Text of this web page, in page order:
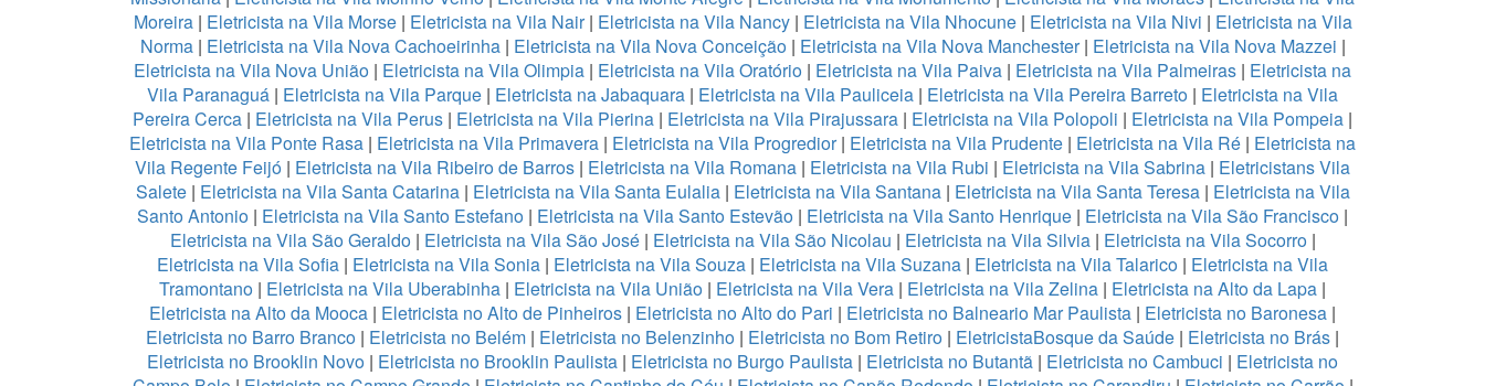
Moreira| Eletricista na Vila Morse| Eletricista na Vila Nair| Eletricista na Vila Nancy| Eletricista na Vila Nhocune| Eletricista na Vila Nivi | Eletricista na Vila
Norma| Eletricista na Vila Nova Cachoeirinha| Eletricista na Vila Nova Conceição| Eletricista na Vila Nova Manchester| Eletricista na Vila Nova Mazzei |
Eletricista na Vila Nova União | Eletricista na Vila Olimpia | Eletricista na Vila Oratório | Eletricista na Vila Paiva | Eletricista na Vila Palmeiras | Eletricista na
Vila Paranaguá | Eletricista na Vila Parque | Eletricista na Jabaquara | Eletricista na Vila Pauliceia | Eletricista na Vila Pereira Barreto | Eletricista na Vila
Pereira Cerca | Eletricista na Vila Perus | Eletricista na Vila Pierina | Eletricista na Vila Pirajussara | Eletricista na Vila Polopoli | Eletricista na Vila Pompeia |
Eletricista na Vila Ponte Rasa | Eletricista na Vila Primavera | Eletricista na Vila Progredior| Eletricista na Vila Prudente | Eletricista na Vila Ré | Eletricista na
Vila Regente Feijó | Eletricista na Vila Ribeiro de Barros | Eletricista na Vila Romana | Eletricista na Vila Rubi | Eletricista na Vila Sabrina | Eletricistans Vila
Salete| Eletricista na Vila Santa Catarina| Eletricista na Vila Santa Eulalia| Eletricista na Vila Santana| Eletricista na Vila Santa Teresa| Eletricista na Vila
Santo Antonio | Eletricista na Vila Santo Estefano | Eletricista na Vila Santo Estevão | Eletricista na Vila Santo Henrique | Eletricista na Vila São Francisco |
Eletricista na Vila São Geraldo| Eletricista na Vila São José| Eletricista na Vila São Nicolau | Eletricista na Vila Silvia| Eletricista na Vila Socorro|
Eletricista na Vila Sofia | Eletricista na Vila Sonia | Eletricista na Vila Souza | Eletricista na Vila Suzana | Eletricista na Vila Talarico | Eletricista na Vila
Tramontano | Eletricista na Vila Uberabinha | Eletricista na Vila União | Eletricista na Vila Vera | Eletricista na Vila Zelina | Eletricista na Alto da Lapa |
Eletricista na Alto da Mooca | Eletricista no Alto de Pinheiros | Eletricista no Alto do Pari | Eletricista no Balneario Mar Paulista | Eletricista no Baronesa |
Eletricista no Barro Branco | Eletricista no Belém | Eletricista no Belenzinho | Eletricista no Bom Retiro | EletricistaBosque da Saúde | Eletricista no Brás |
Eletricista no Brooklin Novo | Eletricista no Brooklin Paulista | Eletricista no Burgo Paulista | Eletricista no Butantã | Eletricista no Cambuci | Eletricista no